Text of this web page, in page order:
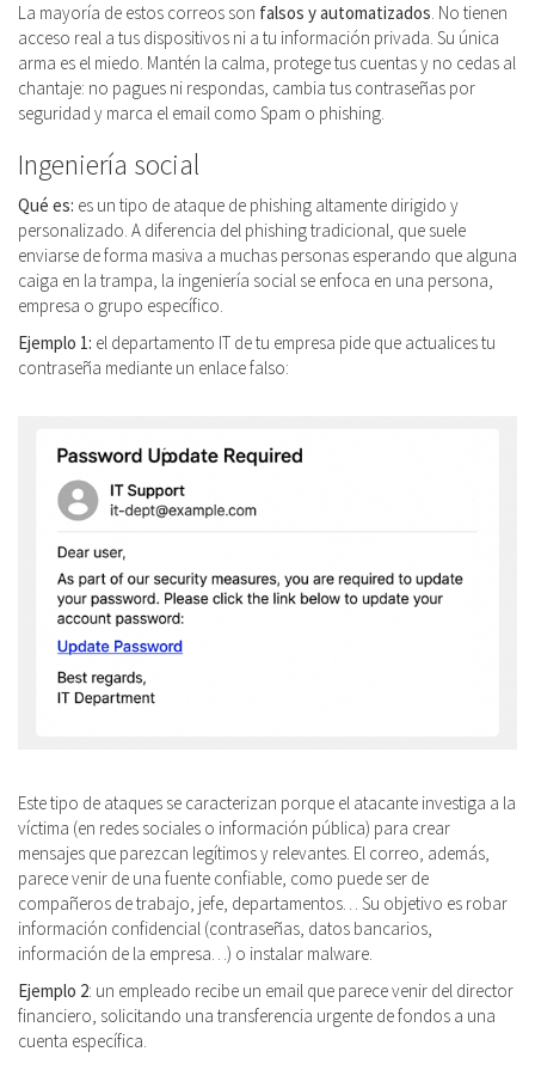
La mayoría de estos correos son falsos y automatizados. No tienen
acceso real a tus dispositivos ni a tu información privada. Su única
arma es el miedo. Mantén la calma, protege tus cuentas y no cedas al
chantaje: no pagues ni respondas, cambia tus contraseñas por
seguridad y marca el email como Spam o phishing.
Ingeniería social
Qué es: es un tipo de ataque de phishing altamente dirigido y
personalizado. A diferencia del phishing tradicional, que suele
enviarse de forma masiva a muchas personas esperando que alguna
caiga en la trampa, la ingeniería social se enfoca en una persona,
empresa o grupo específico.
Ejemplo 1: el departamento IT de tu empresa pide que actualices tu
contraseña mediante un enlace falso:
Este tipo de ataques se caracterizan porque el atacante investiga a la
víctima (en redes sociales o información pública) para crear
mensajes que parezcan legítimos y relevantes. El correo, además,
parece venir de una fuente confiable, como puede ser de
compañeros de trabajo, jefe, departamentos… Su objetivo es robar
información confidencial (contraseñas, datos bancarios,
información de la empresa…) o instalar malware.
Ejemplo 2: un empleado recibe un email que parece venir del director
financiero, solicitando una transferencia urgente de fondos a una
cuenta específica.